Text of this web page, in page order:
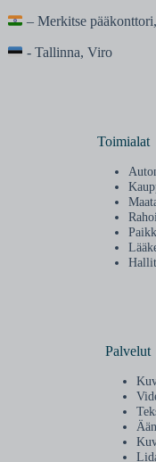
– Merkitse
- Tallinna, Viro
Toimialat
Palvelut